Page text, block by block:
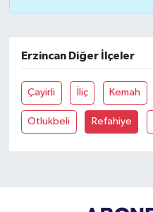
Erzincan Diğer İlçeler
Çayirli İliç Kemah
Otlukbeli Refahiye
Politika
Son Dakika
Yaşam